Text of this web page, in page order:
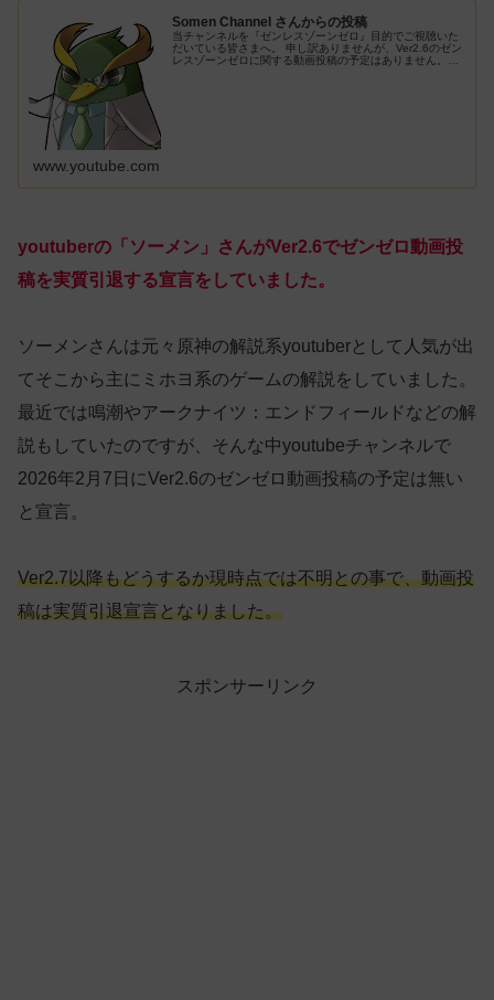
Somen Channel さんからの投稿
当チャンネルを『ゼンレスゾーンゼロ』目的でご視聴いた
だいている皆さまへ。 申し訳ありませんが、Ver2.6のゼン
レスゾーンゼロに関する動画投稿の予定はありません。
www.youtube.com
youtuberの「ソーメン」さんがVer2.6でゼンゼロ動画投
稿を実質引退する宣言をしていました。
ソーメンさんは元々原神の解説系youtuberとして人気が出
てそこから主にミホヨ系のゲームの解説をしていました。
最近では鳴潮やアークナイツ：エンドフィールドなどの解
説もしていたのですが、そんな中youtubeチャンネルで
2026年2月7日にVer2.6のゼンゼロ動画投稿の予定は無い
と宣言。
Ver2.7以降もどうするか現時点では不明との事で、動画投
稿は実質引退宣言となりました。
スポンサーリンク